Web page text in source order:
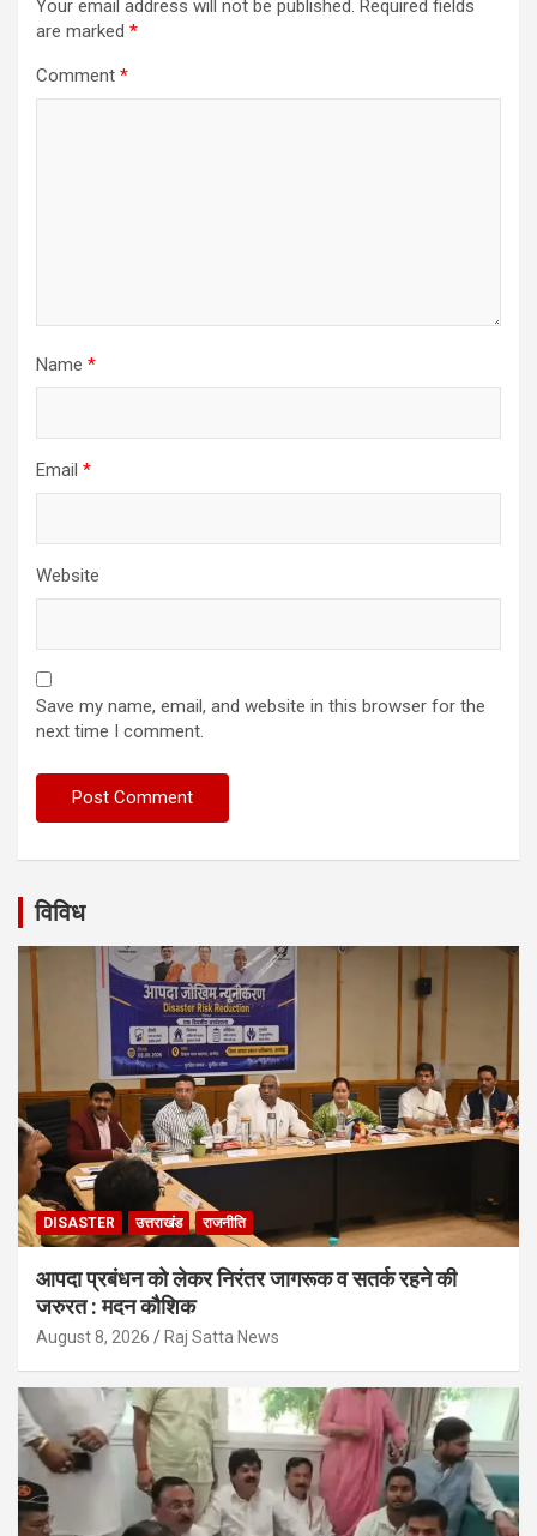
Your email address will not be published. Required fields
are marked *
Comment *
Name *
Email *
Website
Save my name, email, and website in this browser for the
next time I comment.
विविध
DISASTER उत्तराखंड राजनीति
आपदा प्रबंधन को लेकर निरंतर जागरूक व सतर्क रहने की
जरुरत : मदन कौशिक
August 8, 2026 Raj Satta News